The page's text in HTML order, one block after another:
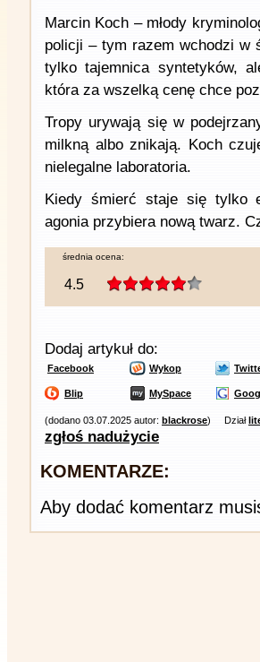
Marcin Koch – młody
policji – tym razem wchodzi w
tylko tajemnica syntetyków,
która za wszelką cenę chce
Tropy urywają się w
milkną albo znikają. Koch
nielegalne laboratoria.
Kiedy śmierć staje się tylko
agonia przybiera nową twarz.
średnia ocena:
4.5
Dodaj artykuł do:
Facebook Wykop
Blip MySpace
(dodano 03.07.2025 autor: blackrose) Dział
zgłoś nadużycie
KOMENTARZE:
Aby dodać komentarz